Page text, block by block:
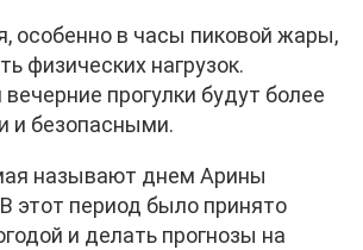
особенно в часы пиковой жары,
физических нагрузок.
прогулки будут более
и безопасными.
называют днем Арины
этот период было принято
и делать прогнозы на